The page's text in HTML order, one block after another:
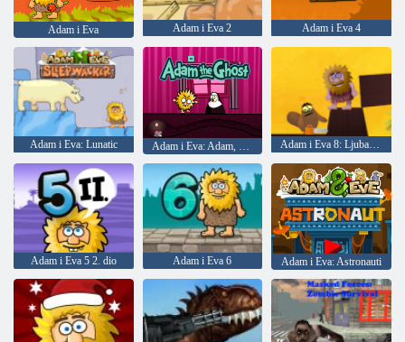
Adam i Eva Adam i Eva 2 Adam i Eva 4
Adam i Eva: Lunatic Adam i Eva 8: Ljubavna potraga
Adam i Eva 5 2. dio Adam i Eva 6 Adam i Eva: Astronauti